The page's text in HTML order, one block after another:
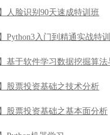
人脸识别90天速成特训班
Python3入门到精通实战特训
基于软件学习数据挖掘算法
股票投资基础之技术分析
】股票投资基础之基本面分析